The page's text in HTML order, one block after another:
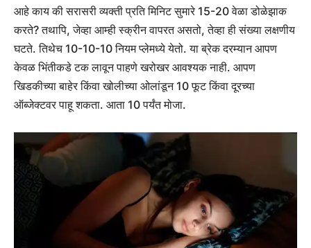
आहे काय की सरासरी व्यक्ती प्रति मिनिट सुमारे 15-20 वेळा डोळेझाक
करते? तथापि, जेव्हा आम्ही स्क्रीन वापरत असतो, तेव्हा ही संख्या लक्षणीय
घटते. तिथेच 10-10-10 नियम प्लेमध्ये येतो. या ब्रेक दरम्यान आपण
केवळ भिंतीकडे टक लावून पाहणे खरोखर आवश्यक नाही. आपण
खिडकीच्या बाहेर किंवा खोलीच्या ओलांडून 10 फूट किंवा दूरच्या
ऑब्जेक्टवर पाहू शकता. आता 10 पर्यंत मोजा.